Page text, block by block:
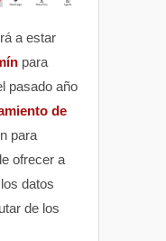
a estar
para
pasado año
de
para
ofrecer a
datos
de los